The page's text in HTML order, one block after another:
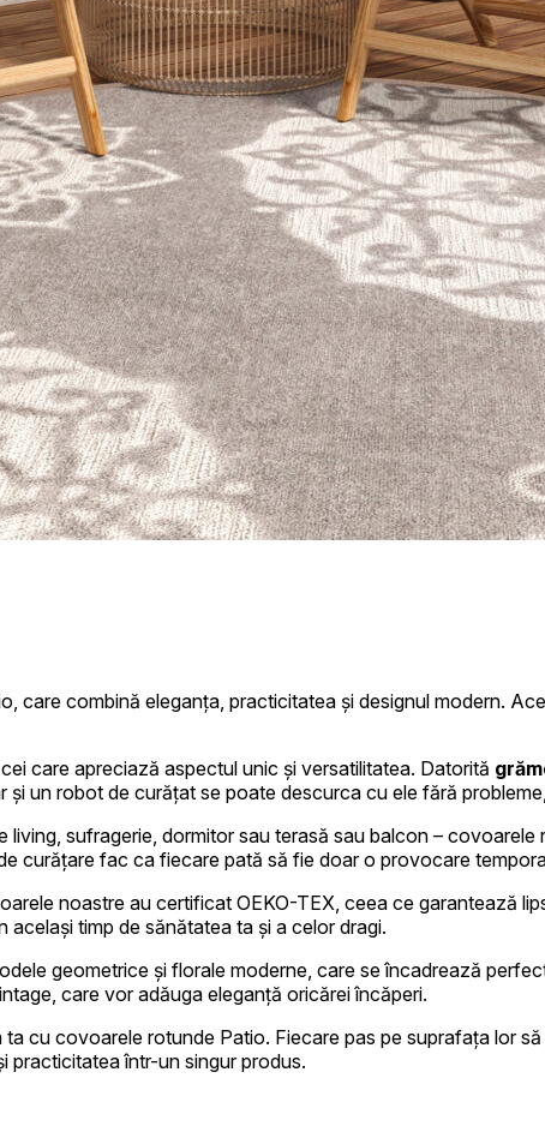
care combină eleganța, practicitatea și designul modern.
care apreciază aspectul unic și versatilitatea. Datorită
și un robot de curățat se poate descurca cu ele fără
sufragerie, dormitor sau terasă sau balcon –
curățare fac ca fiecare pată să fie doar o provocare
noastre au certificat OEKO-TEX, ceea ce garantează
timp de sănătatea ta și a celor dragi.
geometrice și florale moderne, care se încadrează
care vor adăuga eleganță oricărei încăperi.
cu covoarele rotunde Patio. Fiecare pas pe suprafața lor
practicitatea într-un singur produs.
cu alte date primite de la tine sau obținute în timpul utilizării
permit identificarea persoanei.
de preferințe permit site-ului să rețină informații care schimbă aspectul sau
ajută deținătorii de site-uri să înțeleagă cum se comportă diferiți utilizatori